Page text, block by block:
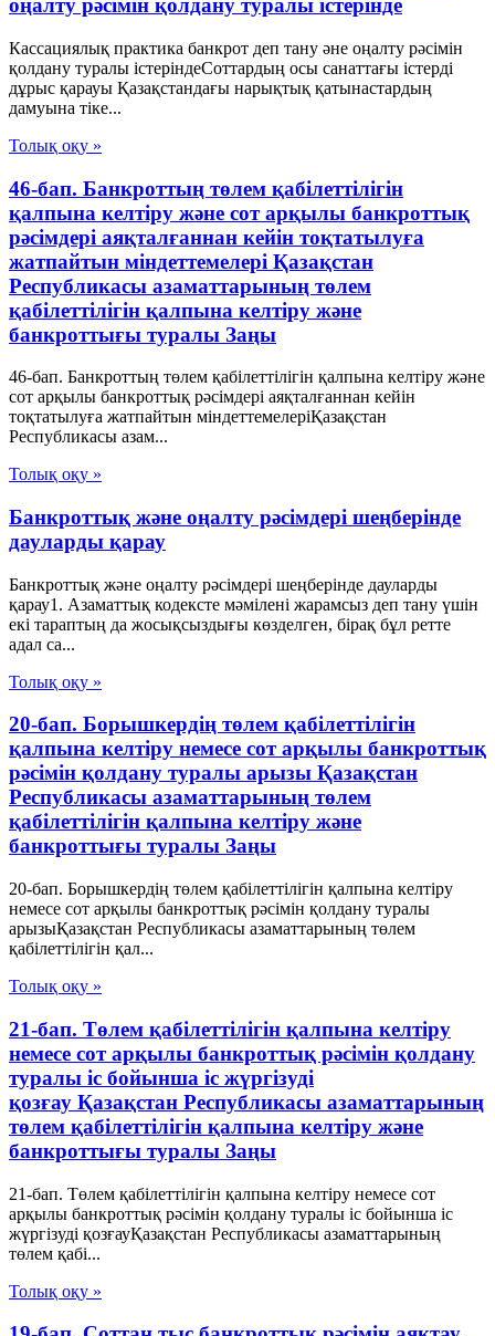
оңалту рәсімін қолдану туралы істерінде
Кассациялық практика банкрот деп тану әне оңалту рәсімін
қолдану туралы істеріндеСоттардың осы санаттағы істерді
дұрыс қарауы Қазақстандағы нарықтық қатынастардың
дамуына тіке...
Толық оқу »
46-бап. Банкроттың төлем қабілеттілігін
қалпына келтіру және сот арқылы банкроттық
рәсімдері аяқталғаннан кейін тоқтатылуға
жатпайтын міндеттемелері Қазақстан
Республикасы азаматтарының төлем
қабілеттілігін қалпына келтіру және
банкроттығы туралы Заңы
46-бап. Банкроттың төлем қабілеттілігін қалпына келтіру және
сот арқылы банкроттық рәсімдері аяқталғаннан кейін
тоқтатылуға жатпайтын міндеттемелеріҚазақстан
Республикасы азам...
Толық оқу »
Банкроттық және оңалту рәсімдері шеңберінде
дауларды қарау
Банкроттық және оңалту рәсімдері шеңберінде дауларды
қарау1. Азаматтық кодексте мәмілені жарамсыз деп тану үшін
екі тараптың да жосықсыздығы көзделген, бірақ бұл ретте
адал са...
Толық оқу »
20-бап. Борышкердің төлем қабілеттілігін
қалпына келтіру немесе сот арқылы банкроттық
рәсімін қолдану туралы арызы Қазақстан
Республикасы азаматтарының төлем
қабілеттілігін қалпына келтіру және
банкроттығы туралы Заңы
20-бап. Борышкердің төлем қабілеттілігін қалпына келтіру
немесе сот арқылы банкроттық рәсімін қолдану туралы
арызыҚазақстан Республикасы азаматтарының төлем
қабілеттілігін қал...
Толық оқу »
21-бап. Төлем қабілеттілігін қалпына келтіру
немесе сот арқылы банкроттық рәсімін қолдану
туралы іс бойынша іс жүргізуді
қозғау Қазақстан Республикасы азаматтарының
төлем қабілеттілігін қалпына келтіру және
банкроттығы туралы Заңы
21-бап. Төлем қабілеттілігін қалпына келтіру немесе сот
арқылы банкроттық рәсімін қолдану туралы іс бойынша іс
жүргізуді қозғауҚазақстан Республикасы азаматтарының
төлем қабі...
Толық оқу »